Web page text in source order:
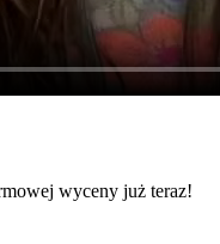
wyceny już teraz!